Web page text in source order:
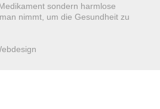
sondern harmlose
nimmt, um die Gesundheit zu